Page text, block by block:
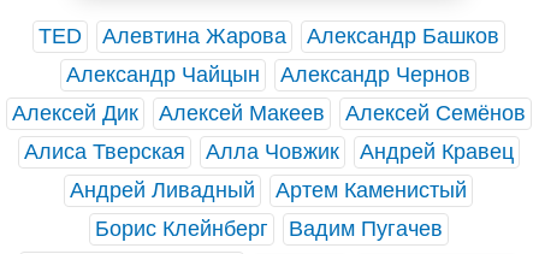
TED Алевтина Жарова
Александр Башков
Александр Чайцын
Александр Чернов
Алексей Дик
Алексей Макеев
Алексей Семёнов
Алиса Тверская
Алла Човжик
Андрей Кравец
Андрей Ливадный
Артем Каменистый
Борис Клейнберг
Вадим Пугачев